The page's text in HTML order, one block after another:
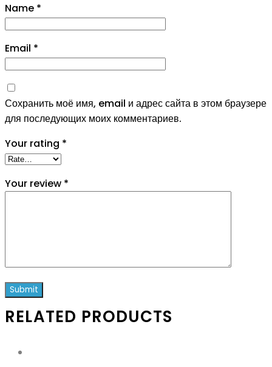
Name *
Email *
Сохранить моё имя, email и адрес сайта в этом браузере
для последующих моих комментариев.
Your rating *
Your review *
RELATED PRODUCTS